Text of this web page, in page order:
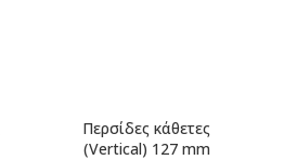
Περσίδες κάθετες
(Vertical) 127 mm